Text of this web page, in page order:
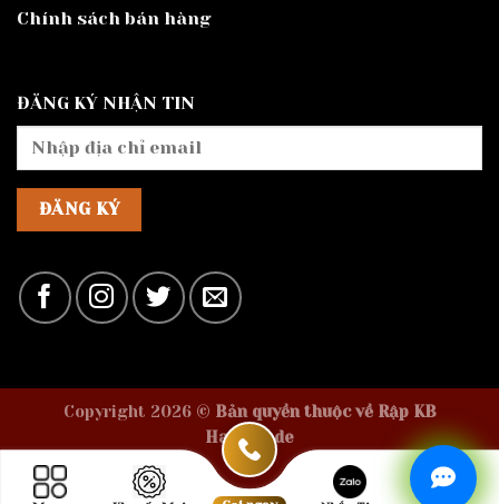
Chính sách bán hàng
ĐĂNG KÝ NHẬN TIN
Copyright 2026 © Bản quyền thuộc về Rập KB
Handmade